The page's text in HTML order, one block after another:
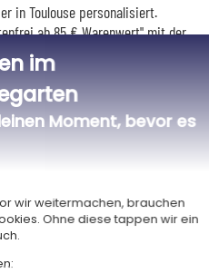
in Toulouse personalisiert.
ab 85 € Warenwert" mit der
die unten aufgeführten
werden (etwa 95% unserer
bei einer Zahlung per PayPal,
gültig.
im
Moment, bevor es
wir weitermachen, brauchen
Ohne diese tappen wir ein